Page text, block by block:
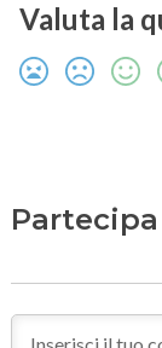
Valuta la